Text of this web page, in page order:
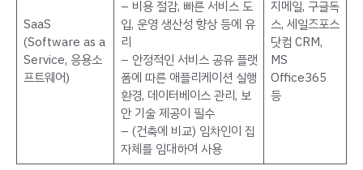
SaaS
(Software as a
Service, 응용소
프트웨어)
– 비용 절감, 빠른 서비스 도
입, 운영 생산성 향상 등에 유
리
– 안정적인 서비스 공유 플랫
폼에 따른 애플리케이션 실행
환경, 데이터베이스 관리, 보
안 기술 제공이 필수
– (건축에 비교) 임차인이 집
자체를 임대하여 사용
지메일, 구글독
스, 세일즈포스
닷컴 CRM,
MS
Office365
등